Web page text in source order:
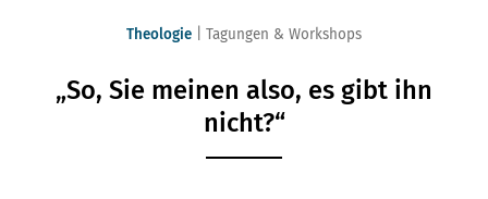
Theologie Tagungen & Workshops
„So, Sie meinen also, es gibt ihn
nicht?“